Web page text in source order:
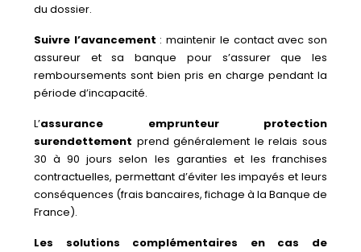
du dossier.
Suivre l’avancement : maintenir le contact avec son
assureur et sa banque pour s’assurer que les
remboursements sont bien pris en charge pendant la
période d’incapacité.
L’assurance emprunteur protection
surendettement prend généralement le relais sous
30 à 90 jours selon les garanties et les franchises
contractuelles, permettant d’éviter les impayés et leurs
conséquences (frais bancaires, fichage à la Banque de
France).
Les solutions complémentaires en cas de